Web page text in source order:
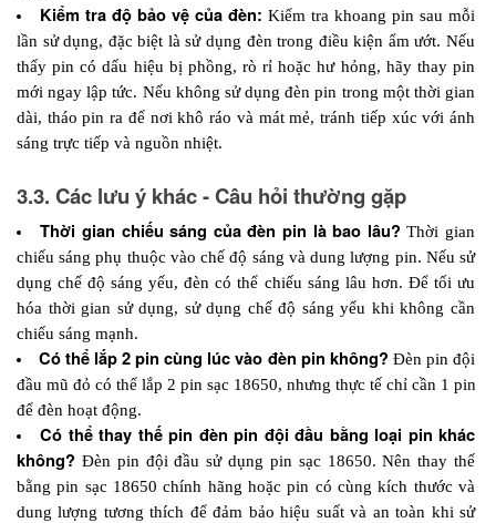
Kiểm tra độ bảo vệ của đèn: Kiểm tra khoang pin sau mỗi
lần sử dụng, đặc biệt là sử dụng đèn trong điều kiện ẩm ướt. Nếu
thấy pin có dấu hiệu bị phồng, rò rỉ hoặc hư hỏng, hãy thay pin
mới ngay lập tức. Nếu không sử dụng đèn pin trong một thời gian
dài, tháo pin ra để nơi khô ráo và mát mẻ, tránh tiếp xúc với ánh
sáng trực tiếp và nguồn nhiệt.
3.3. Các lưu ý khác - Câu hỏi thường gặp
Thời gian chiếu sáng của đèn pin là bao lâu? Thời gian
chiếu sáng phụ thuộc vào chế độ sáng và dung lượng pin. Nếu sử
dụng chế độ sáng yếu, đèn có thể chiếu sáng lâu hơn. Để tối ưu
hóa thời gian sử dụng, sử dụng chế độ sáng yếu khi không cần
chiếu sáng mạnh.
Có thể lắp 2 pin cùng lúc vào đèn pin không? Đèn pin đội
đầu mũ đỏ có thể lắp 2 pin sạc 18650, nhưng thực tế chỉ cần 1 pin
để đèn hoạt động.
Có thể thay thế pin đèn pin đội đầu bằng loại pin khác
không? Đèn pin đội đầu sử dụng pin sạc 18650. Nên thay thế
bằng pin sạc 18650 chính hãng hoặc pin có cùng kích thước và
dung lượng tương thích để đảm bảo hiệu suất và an toàn khi sử